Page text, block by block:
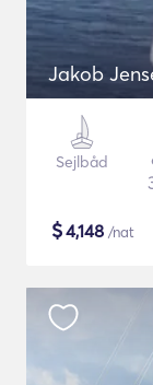
Jakob
Sejlbåd
$4,148 /nat